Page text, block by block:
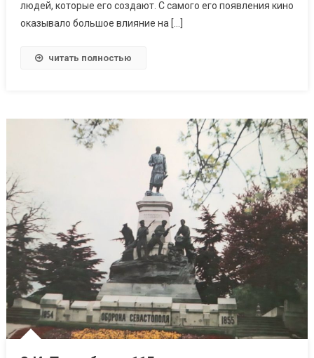
людей, которые его создают. С самого его появления кино
оказывало большое влияние на […]
читать полностью